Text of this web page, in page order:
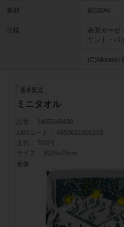
素材 綿100%
仕様
表面ガーゼ
リント・パ
(C)Moomin
通常配送
ミニタオル
品番
1405049400
JANコード
4550681000210
上代
700円
サイズ
約25×25cm
画像